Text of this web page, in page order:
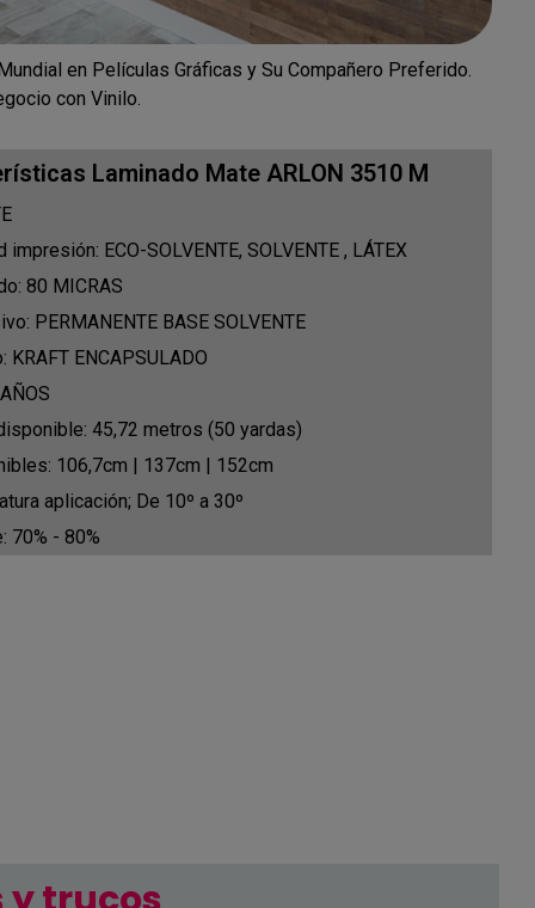
en Películas Gráficas y Su Compañero Preferido.
con Vinilo.
Laminado Mate ARLON 3510 M
ECO-SOLVENTE, SOLVENTE , LÁTEX
80 MICRAS
PERMANENTE BASE SOLVENTE
KRAFT ENCAPSULADO
45,72 metros (50 yardas)
106,7cm | 137cm | 152cm
aplicación; De 10º a 30º
70% - 80%